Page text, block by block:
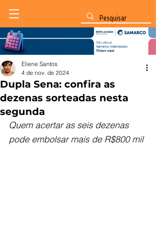
Dupla Sena: confira as
dezenas sorteadas nesta
segunda
Eliene Santos
4 de nov. de 2024
Quem acertar as seis dezenas
pode embolsar mais de R$800 mil